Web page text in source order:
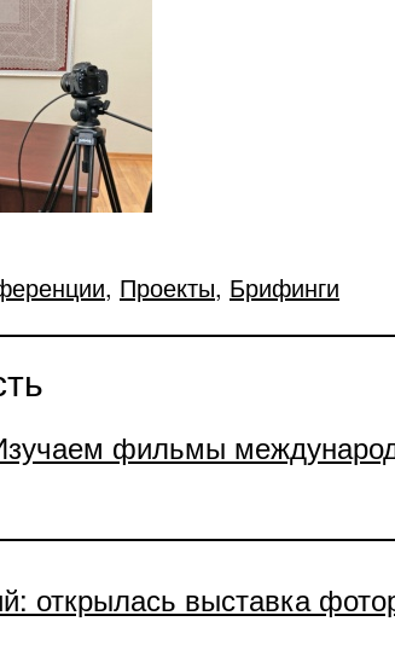
, Проекты, Брифинги
фильмы
открылась выставка